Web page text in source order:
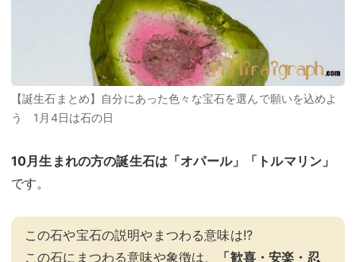
【誕生石まとめ】自分にあった色々な宝石を選んで願いを込めよ
う 1月4日は石の日
10月生まれの方の誕生石は「オパール」「トルマリン」
です。
この石や宝石の説明やまつわる意味は!?
この石にまつわる意味や象徴は、
「歓喜・安楽・忍